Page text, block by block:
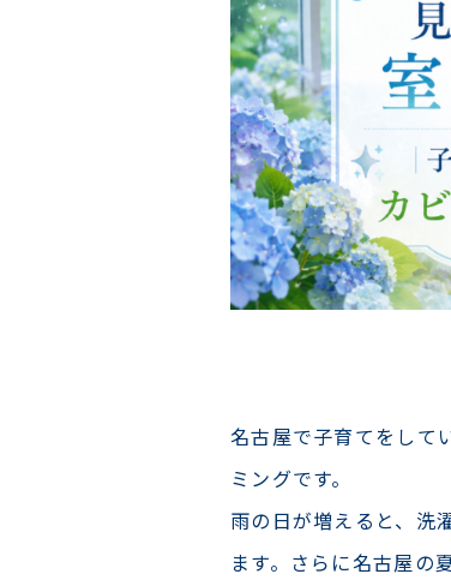
名古屋で子育てをして
ミングです。
雨の日が増えると、洗
ます。さらに名古屋の